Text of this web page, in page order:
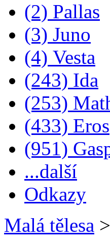
(2) Pallas
(3) Juno
(4) Vesta
(243) Ida
(253)
(433) Eros
(951)
...další
Odkazy
Malá tělesa >